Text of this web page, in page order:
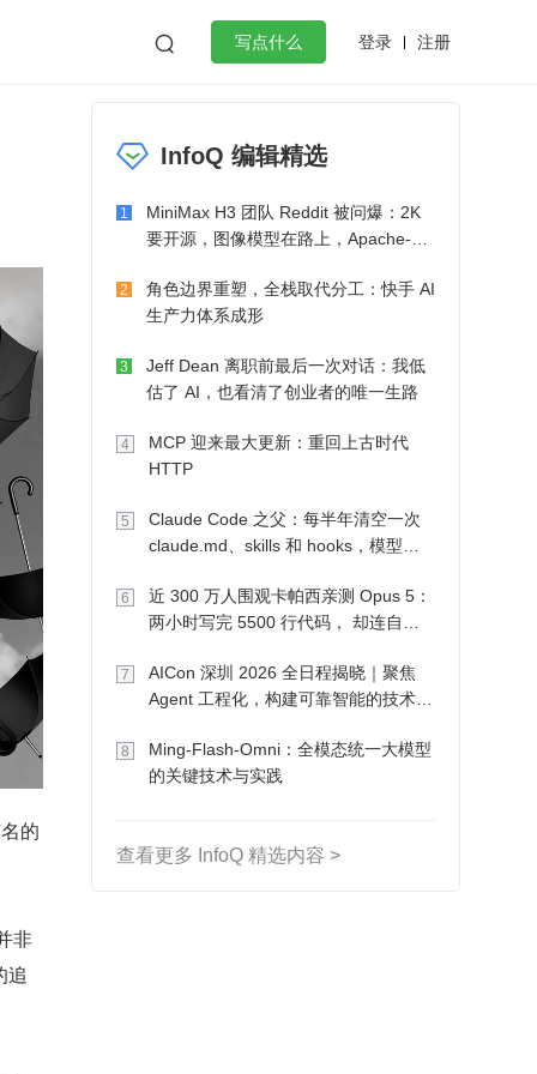
 写点什么 登录 注册
微服务架构 flutter
的
非
追
InfoQ 编辑精选
1
MiniMax H3 团队 Reddit 被问爆：2K
要开源，图像模型在路上，Apache-2.0
2
角色边界重塑，全栈取代分工：快手 AI
生产力体系成形
3
Jeff Dean 离职前最后一次对话：我低
估了 AI，也看清了创业者的唯一生路
4
MCP 迎来最大更新：重回上古时代
HTTP
5
Claude Code 之父：每半年清空一次
claude.md、skills 和 hooks，模型自
6
近 300 万人围观卡帕西亲测 Opus 5：
两小时写完 5500 行代码， 却连自己
7
AICon 深圳 2026 全日程揭晓｜聚焦
Agent 工程化，构建可靠智能的技术路
8
Ming-Flash-Omni：全模态统一大模型
的关键技术与实践
查看更多 InfoQ 精选内容 >